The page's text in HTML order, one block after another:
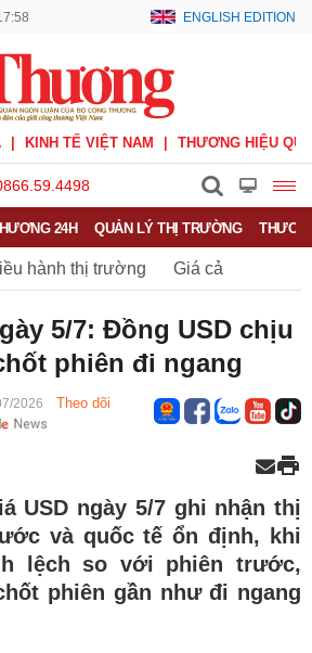
ENGLISH EDITION
KINH TẾ VIỆT NAM THƯƠNG HIỆU
24H QUẢN LÝ THỊ TRƯỜNG
hành thị trường Giá cả
5/7: Đồng USD chịu
phiên đi ngang
2026
Theo dõi
USD ngày 5/7 ghi nhận thị
và quốc tế ổn định, khi
lệch so với phiên trước,
phiên gần như đi ngang